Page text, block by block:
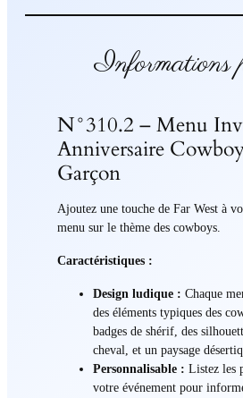
Informations
N°310.2 – Menu
Anniversaire
Garçon
Ajoutez une touche de Far West à
menu sur le thème des cowboys.
Caractéristiques :
Design ludique : Chaque
des éléments typiques des
badges de shérif, des
cheval, et un paysage
Personnalisable : Listez les
votre événement pour